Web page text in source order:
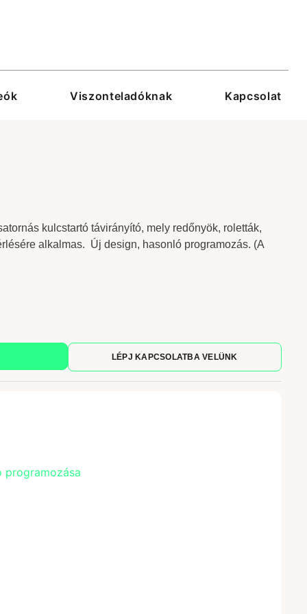
Viszonteladóknak Kapcsolat
kulcstartó távirányító, mely redőnyök, roletták,
alkalmas. Új design, hasonló programozás. (A
LÉPJ KAPCSOLATBA VELÜNK
programozása